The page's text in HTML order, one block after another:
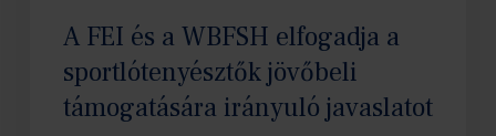
javaslatot
A FEI és a WBFSH elfogadja a
sportlótenyésztők jövőbeli
támogatására irányuló javaslatot